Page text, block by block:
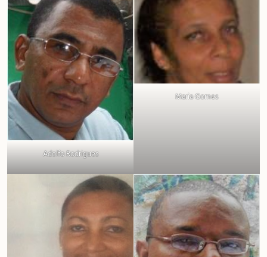
Adolfo Rodrigues
Maria Gomes